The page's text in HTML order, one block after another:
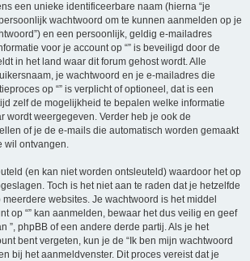
een unieke identificeerbare naam (hierna “je
wachtwoord om te kunnen aanmelden op je
en een persoonlijk, geldig e-mailadres
voor je account op “” is beveiligd door de
in het land waar dit forum gehost wordt. Alle
je wachtwoord en je e-mailadres die
op “” is verplicht of optioneel, dat is een
zelf de mogelijkheid te bepalen welke informatie
wordt weergegeven. Verder heb je ook de
of je de e-mails die automatisch worden gemaakt
wil ontvangen.
(en kan niet worden ontsleuteld) waardoor het op
Toch is het niet aan te raden dat je hetzelfde
websites. Je wachtwoord is het middel
op “” kan aanmelden, bewaar het dus veilig en geef
”, phpBB of een andere derde partij. Als je het
bent vergeten, kun je de “Ik ben mijn wachtwoord
bij het aanmeldvenster. Dit proces vereist dat je